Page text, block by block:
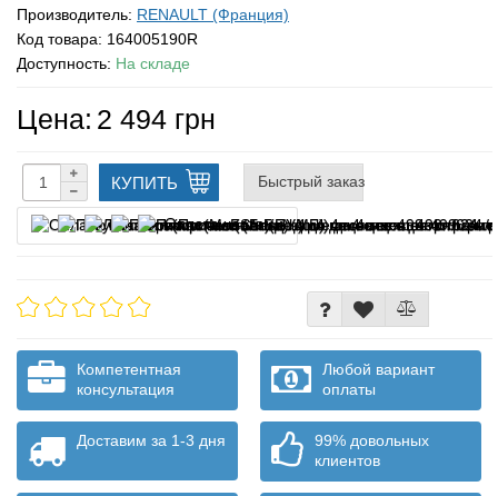
Производитель: RENAULT (Франция)
Код товара: 164005190R
Доступность: На складе
Цена: 2 494 грн
КУПИТЬ Быстрый заказ
Оплата частями
Компетентная
консультация
Любой вариант
оплаты
Доставим за 1-3 дня
99% довольных
клиентов